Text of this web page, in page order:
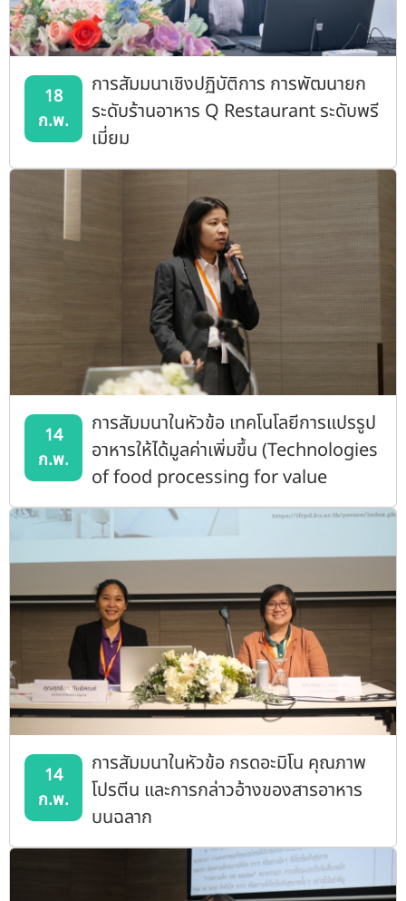
18
ก.พ.
การสัมมนาเชิงปฏิบัติการ การพัฒนายก
ระดับร้านอาหาร Q Restaurant ระดับพรี
เมี่ยม
14
ก.พ.
การสัมมนาในหัวข้อ เทคโนโลยีการแปรรูป
อาหารให้ได้มูลค่าเพิ่มขึ้น (Technologies
of food processing for value
addition)
14
ก.พ.
การสัมมนาในหัวข้อ กรดอะมิโน คุณภาพ
โปรตีน และการกล่าวอ้างของสารอาหาร
บนฉลาก